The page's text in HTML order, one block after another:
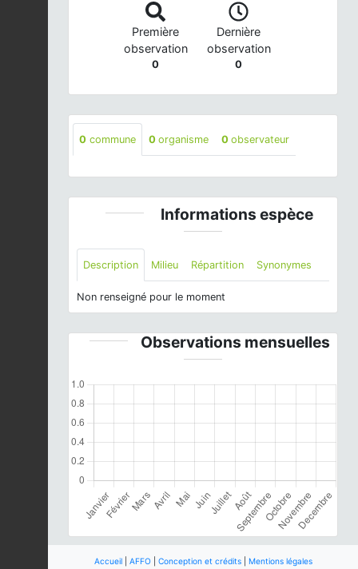
Première
observation
0
Dernière
observation
0
0 commune 0 organisme 0 observateur
Informations espèce
Description Milieu Répartition Synonymes
Non renseigné pour le moment
Observations mensuelles
Accueil| AFFO| Conception et crédits| Mentions légales